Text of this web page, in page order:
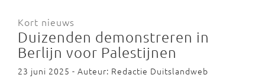
Kort nieuws
Duizenden demonstreren in
Berlijn voor Palestijnen
23 juni 2025 - Auteur: Redactie Duitslandweb